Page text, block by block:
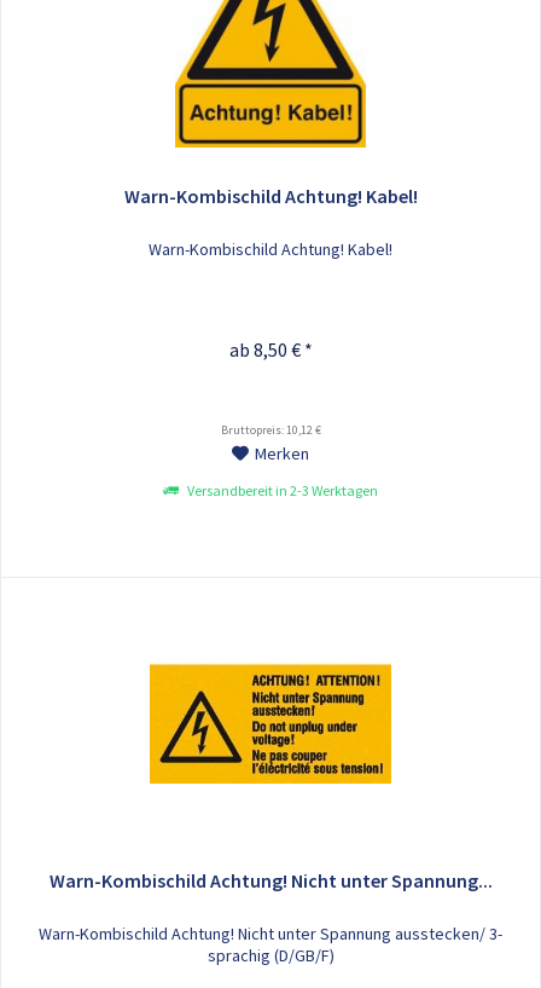
Warn-Kombischild Achtung! Kabel!
Warn-Kombischild Achtung! Kabel!
ab 8,50 € *
Bruttopreis: 10,12 €
Merken
Versandbereit in 2-3 Werktagen
Warn-Kombischild Achtung! Nicht unter Spannung...
Warn-Kombischild Achtung! Nicht unter Spannung ausstecken/ 3-
sprachig (D/GB/F)